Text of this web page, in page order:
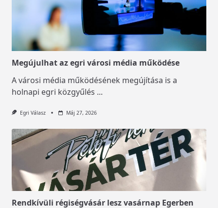
Megújulhat az egri városi média működése
A városi média működésének megújítása is a
holnapi egri közgyűlés ...
Egri Válasz Máj 27, 2026
Rendkívüli régiségvásár lesz vasárnap Egerben